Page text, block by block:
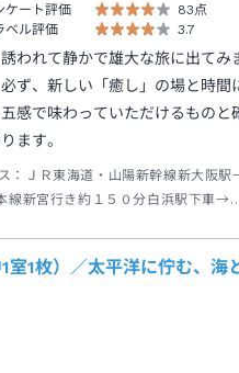
ケート評価
83点
ベル評価
3.7
われて静かで雄大な旅に出てみ
ず、新しい「癒し」の場と時間
感で味わっていただけるものと
ます。
：
ＪＲ東海道・山陽新幹線新大阪
線新宮行き約１５０分白浜駅下車→
1枚）／太平洋に佇む、海